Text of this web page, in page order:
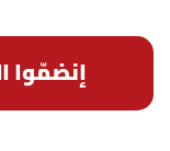
إنضمّوا